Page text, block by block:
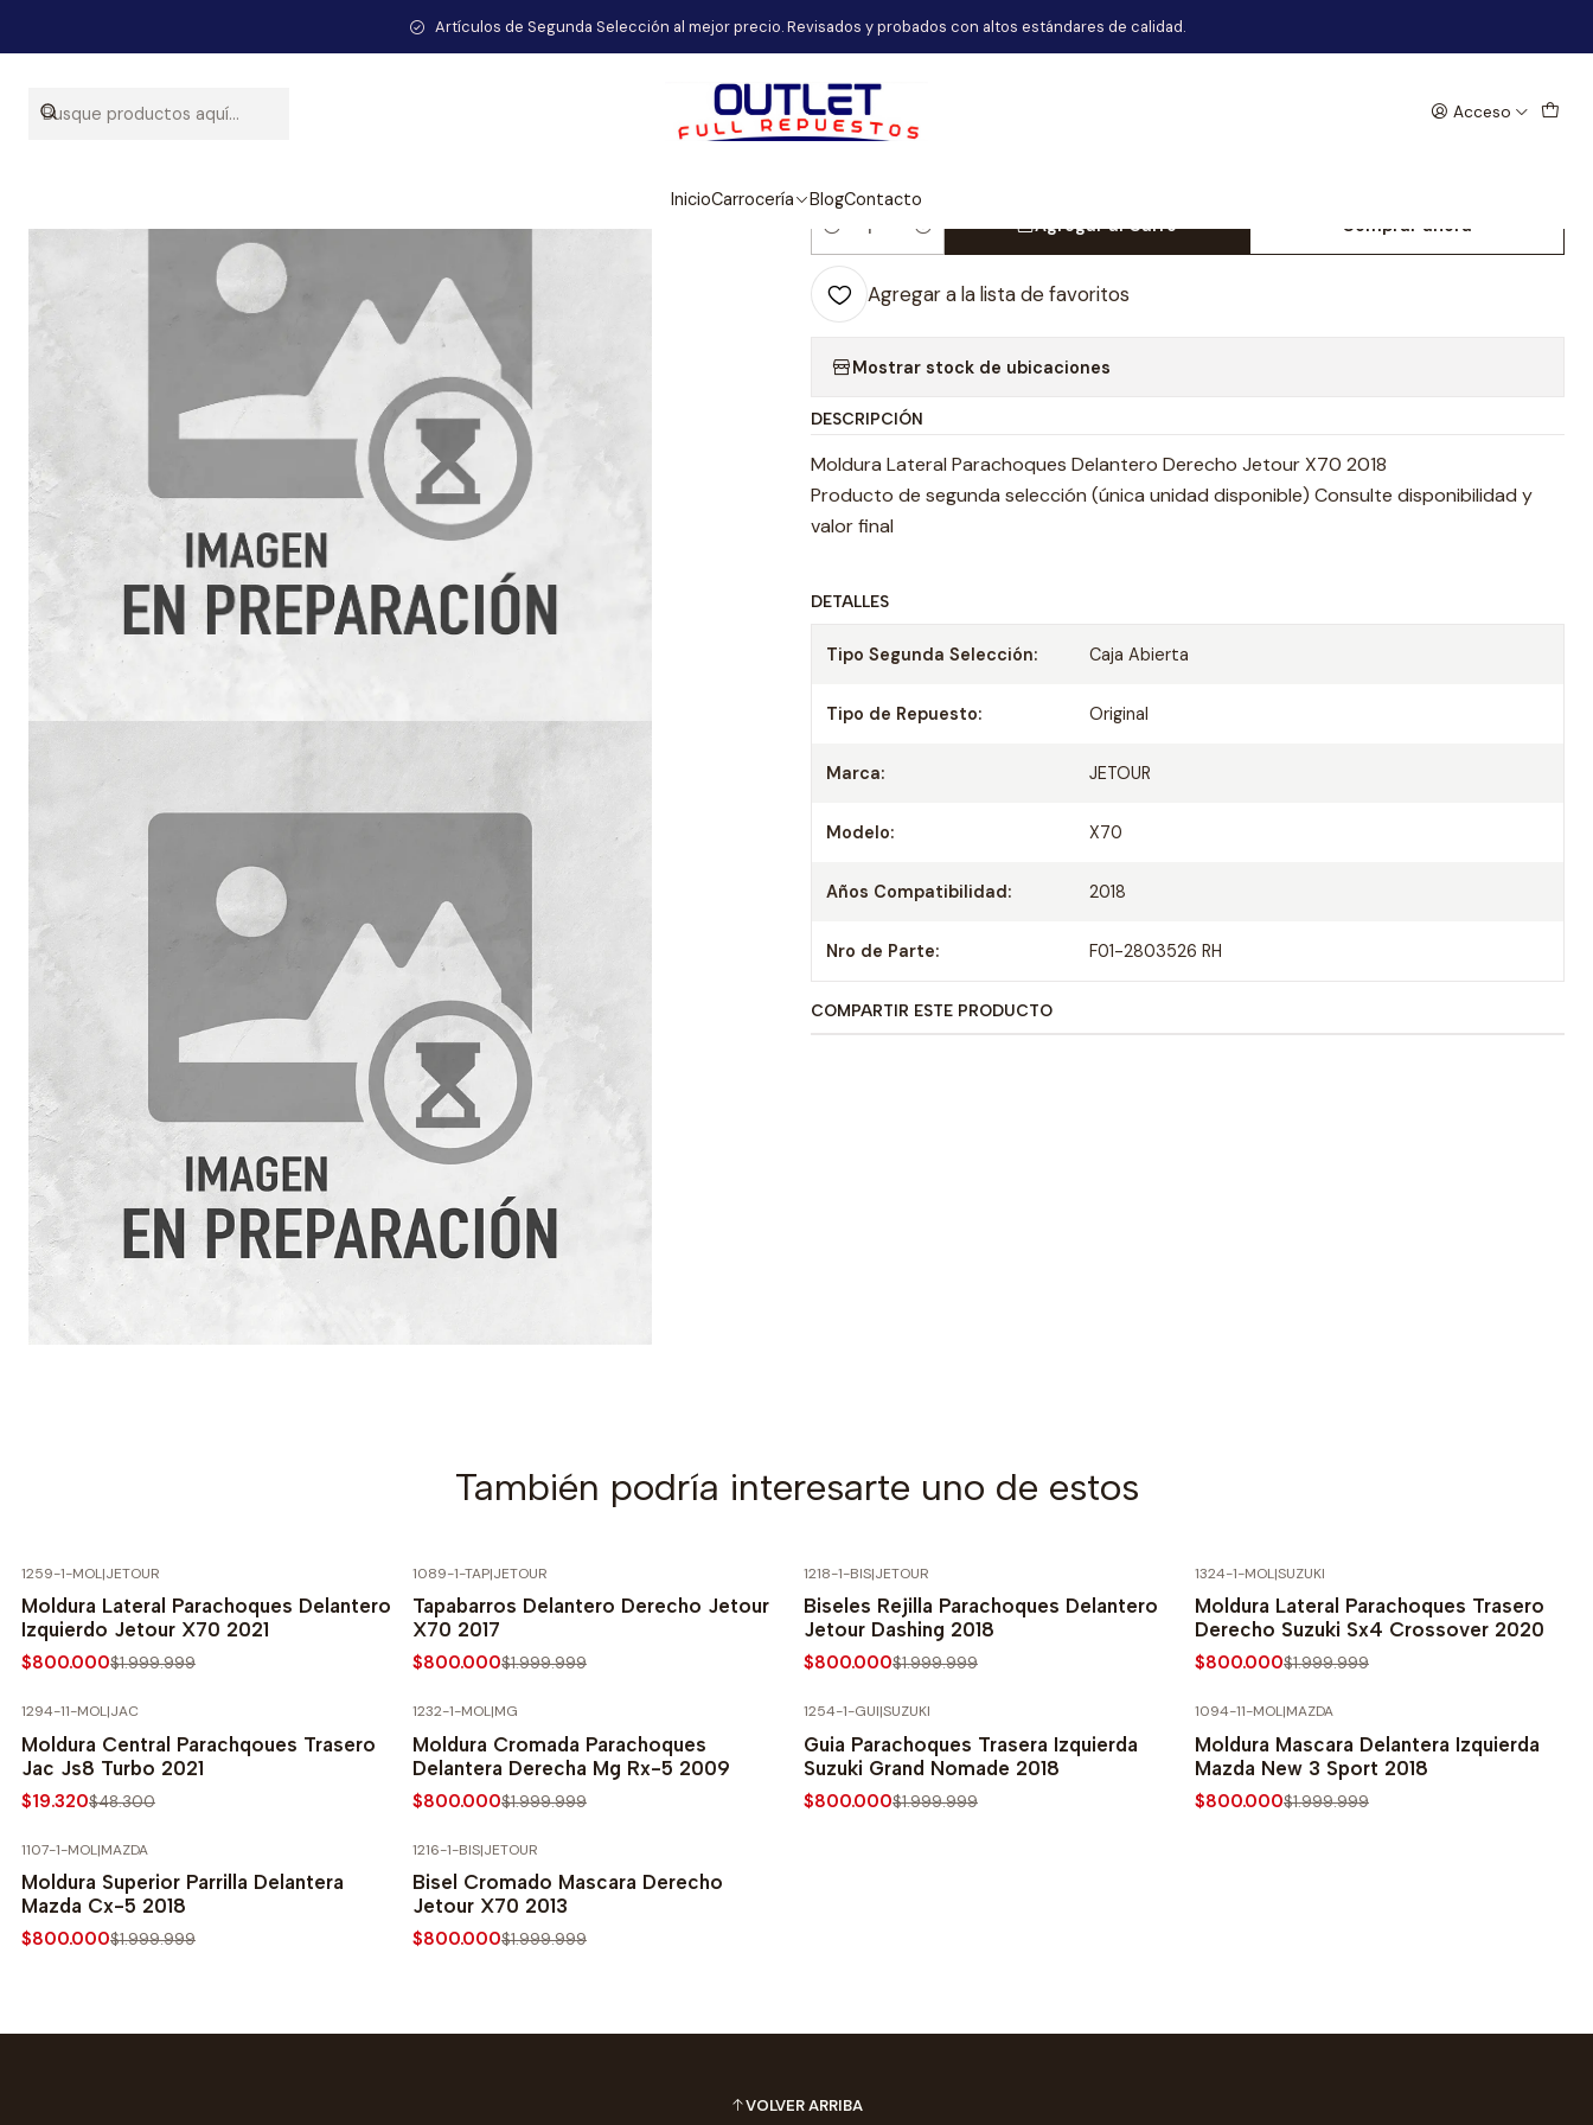
Acceso
InicioCarrocería BlogContacto
Artículos de Segunda Selección al mejor precio. Revisados y probados con altos estándares de calidad.
Inicio Carrocería Moldura Lateral Parachoques Delantero Derecho Jetour X70 2018
|
Moldura Lateral Parachoques Delantero
Cantidad
Agregar al Carro Comprar ahora
Agregar a la lista de favoritos
Mostrar stock de ubicaciones
DESCRIPCIÓN
Moldura Lateral Parachoques Delantero Derecho Jetour X70 2018
Producto de segunda selección (única unidad disponible) Consulte disponibilidad y
valor final
DETALLES
Tipo Segunda Selección: Caja Abierta
Tipo de Repuesto: Original
Marca: JETOUR
Modelo: X70
Años Compatibilidad: 2018
Nro de Parte: F01-2803526 RH
COMPARTIR ESTE PRODUCTO
También podría interesarte uno de estos
1259-1-MOL|JETOUR
Moldura Lateral Parachoques Delantero
Izquierdo Jetour X70 2021
$800.000$1.999.999
1089-1-TAP|JETOUR
Tapabarros Delantero Derecho Jetour
X70 2017
$800.000$1.999.999
1218-1-BIS|JETOUR
Biseles Rejilla Parachoques Delantero
Jetour Dashing 2018
$800.000$1.999.999
1324-1-MOL|SUZUKI
Moldura Lateral Parachoques Trasero
Derecho Suzuki Sx4 Crossover 2020
$800.000$1.999.999
1294-11-MOL|JAC
Moldura Central Parachqoues Trasero
Jac Js8 Turbo 2021
$19.320$48.300
1232-1-MOL|MG
Moldura Cromada Parachoques
Delantera Derecha Mg Rx-5 2009
$800.000$1.999.999
1254-1-GUI|SUZUKI
Guia Parachoques Trasera Izquierda
Suzuki Grand Nomade 2018
$800.000$1.999.999
1094-11-MOL|MAZDA
Moldura Mascara Delantera Izquierda
Mazda New 3 Sport 2018
$800.000$1.999.999
1107-1-MOL|MAZDA
Moldura Superior Parrilla Delantera
Mazda Cx-5 2018
$800.000$1.999.999
1216-1-BIS|JETOUR
Bisel Cromado Mascara Derecho
Jetour X70 2013
$800.000$1.999.999
VOLVER ARRIBA